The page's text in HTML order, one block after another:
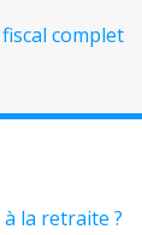
complet
la retraite ?